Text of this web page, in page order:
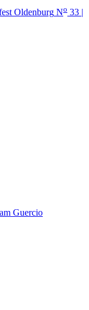
No 33 |
Guercio